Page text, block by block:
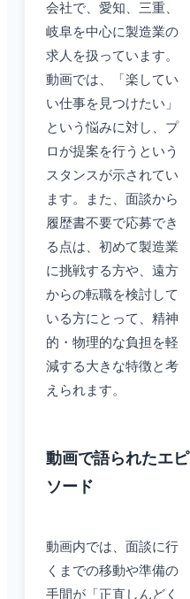
会社で、愛知、三重、
岐阜を中心に製造業の
求人を扱っています。
動画では、「楽してい
い仕事を見つけたい」
という悩みに対し、プ
ロが提案を行うという
スタンスが示されてい
ます。また、面談から
履歴書不要で応募でき
る点は、初めて製造業
に挑戦する方や、遠方
からの転職を検討して
いる方にとって、精神
的・物理的な負担を軽
減する大きな特徴と考
えられます。
動画で語られたエピ
ソード
動画内では、面談に行
くまでの移動や準備の
手間が「正直しんどく